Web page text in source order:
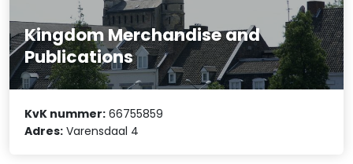
Kingdom Merchandise and
Publications
KvK nummer: 66755859
Adres: Varensdaal 4